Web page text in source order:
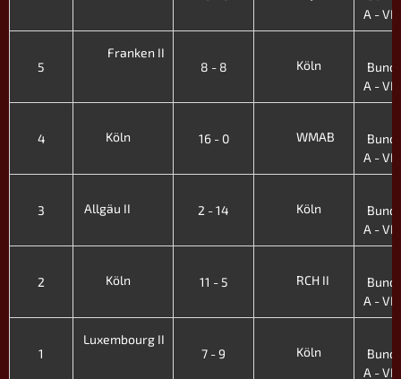
A -
5
Franken II
8 - 8
Köln
A -
4 Köln 16 - 0 WMAB
A -
3 Allgäu II 2 - 14 Köln
A -
2 Köln 11 - 5 RCH II
A -
1
Luxembourg II
7 - 9
Köln
A -